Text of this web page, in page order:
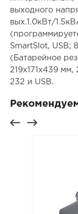
выходного
вых.1.0кВт/
SmartSlot, USB;
(Батарейное
219х171х439
232 и USB.